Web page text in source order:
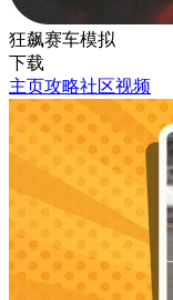
狂飙赛车模拟
下载
主页攻略社区视频